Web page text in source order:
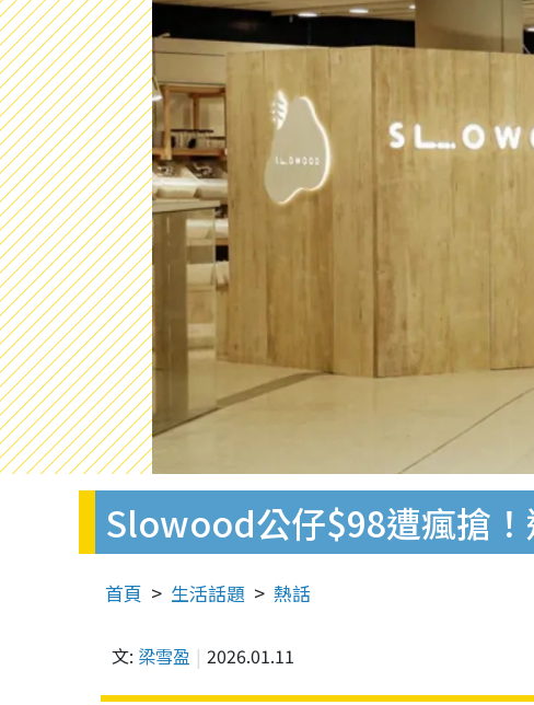
Slowood公仔$98遭瘋搶
首頁 生活話題 熱話
文: 梁雪盈 2026.01.11